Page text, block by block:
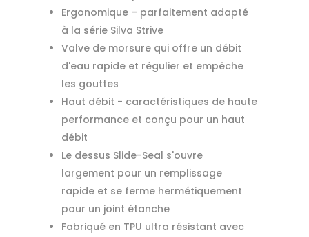
Ergonomique – parfaitement adapté
à la série Silva Strive
Valve de morsure qui offre un débit
d'eau rapide et régulier et empêche
les gouttes
Haut débit - caractéristiques de haute
performance et conçu pour un haut
débit
Le dessus Slide-Seal s'ouvre
largement pour un remplissage
rapide et se ferme hermétiquement
pour un joint étanche
Fabriqué en TPU ultra résistant avec